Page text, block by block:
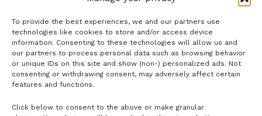
To provide the best experiences, we and our partners use
technologies like cookies to store and/or access device
information. Consenting to these technologies will allow us and
our partners to process personal data such as browsing behavior
or unique IDs on this site and show (non-) personalized ads. Not
consenting or withdrawing consent, may adversely affect certain
features and functions.
Click below to consent to the above or make granular
- H I R D E T É S -